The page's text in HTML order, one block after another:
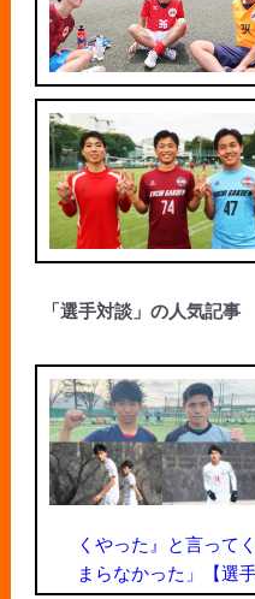
「選手対談」の人気記事
くやった』と言って
まらなかった」【選